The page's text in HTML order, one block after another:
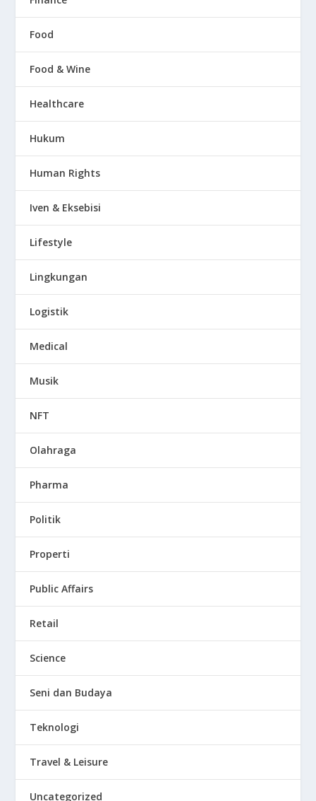
Food
Food & Wine
Healthcare
Hukum
Human Rights
Iven & Eksebisi
Lifestyle
Lingkungan
Logistik
Medical
Musik
NFT
Olahraga
Pharma
Politik
Properti
Public Affairs
Retail
Science
Seni dan Budaya
Teknologi
Travel & Leisure
Uncategorized